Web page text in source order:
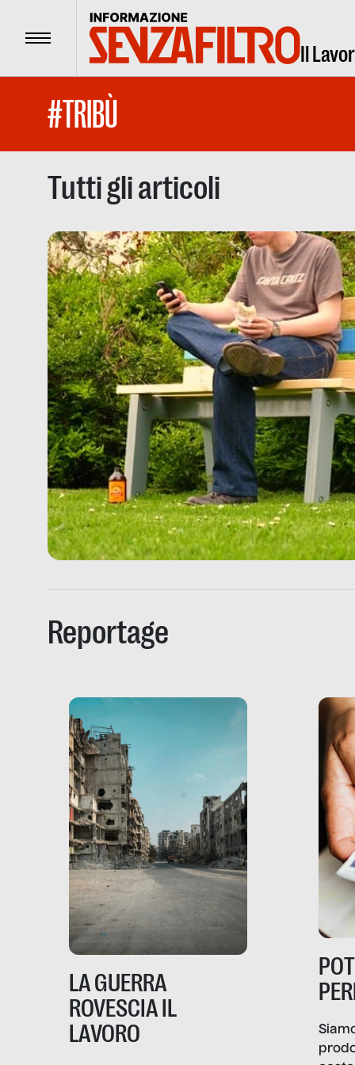
Menu Il
#TRIBÙ
Tutti gli articoli
Reportage
LA GUERRA
ROVESCIA IL
LAVORO